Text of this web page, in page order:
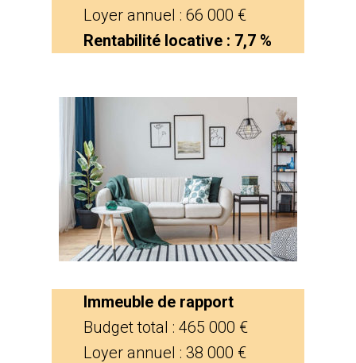
Loyer annuel : 66 000 €
Rentabilité locative : 7,7 %
Immeuble de rapport
Budget total : 465 000 €
Loyer annuel : 38 000 €